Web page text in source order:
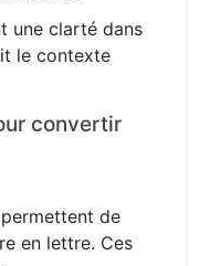
une clarté dans
le contexte
convertir
de
en lettre. Ces